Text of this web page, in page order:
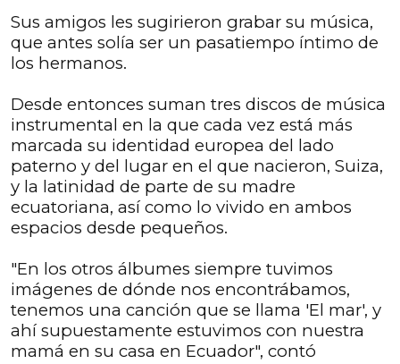
Sus amigos les sugirieron grabar su música,
que antes solía ser un pasatiempo íntimo de
los hermanos.
Desde entonces suman tres discos de música
instrumental en la que cada vez está más
marcada su identidad europea del lado
paterno y del lugar en el que nacieron, Suiza,
y la latinidad de parte de su madre
ecuatoriana, así como lo vivido en ambos
espacios desde pequeños.
"En los otros álbumes siempre tuvimos
imágenes de dónde nos encontrábamos,
tenemos una canción que se llama 'El mar', y
ahí supuestamente estuvimos con nuestra
mamá en su casa en Ecuador", contó